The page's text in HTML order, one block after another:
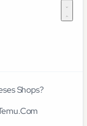
Shops?